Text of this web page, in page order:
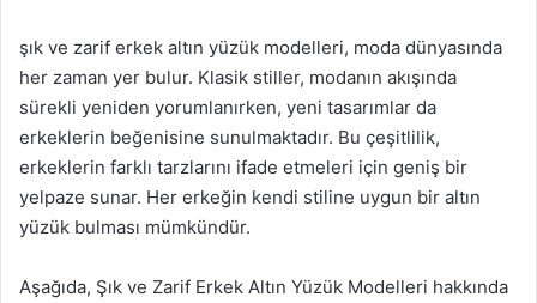
şık ve zarif erkek altın yüzük modelleri, moda dünyasında
her zaman yer bulur. Klasik stiller, modanın akışında
sürekli yeniden yorumlanırken, yeni tasarımlar da
erkeklerin beğenisine sunulmaktadır. Bu çeşitlilik,
erkeklerin farklı tarzlarını ifade etmeleri için geniş bir
yelpaze sunar. Her erkeğin kendi stiline uygun bir altın
yüzük bulması mümkündür.
Aşağıda, Şık ve Zarif Erkek Altın Yüzük Modelleri hakkında